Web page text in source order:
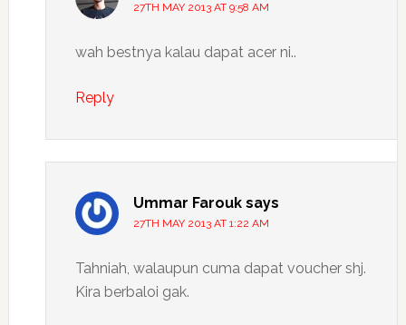
27TH MAY 2013 AT 9:58 AM
wah bestnya kalau dapat acer ni..
Reply
Ummar Farouk says
27TH MAY 2013 AT 1:22 AM
Tahniah, walaupun cuma dapat voucher shj.
Kira berbaloi gak.